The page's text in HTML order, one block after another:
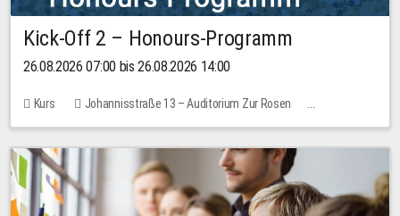
Kick-Off 2 – Honours-Programm
26.08.2026 07:00 bis 26.08.2026 14:00
Kurs
Johannisstraße 13 – Auditorium Zur Rosen
Keine freien Plätze